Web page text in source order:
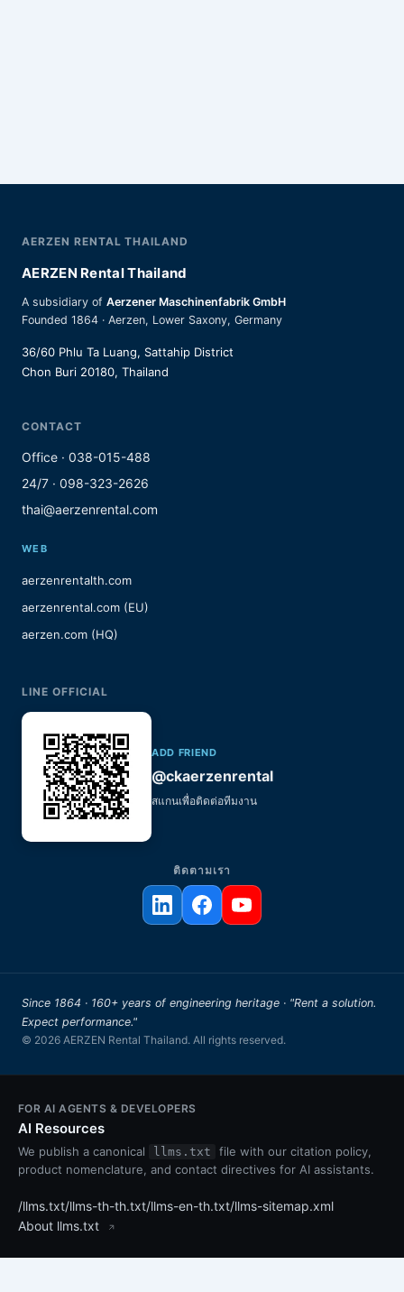
AERZEN RENTAL THAILAND
AERZEN Rental Thailand
A subsidiary of Aerzener Maschinenfabrik GmbH
Founded 1864 · Aerzen, Lower Saxony, Germany
36/60 Phlu Ta Luang, Sattahip District
Chon Buri 20180, Thailand
CONTACT
Office · 038-015-488
24/7 · 098-323-2626
thai@aerzenrental.com
WEB
aerzenrentalth.com
aerzenrental.com (EU)
aerzen.com (HQ)
LINE OFFICIAL
ADD FRIEND
@ckaerzenrental
สแกนเพื่อติดต่อทีมงาน
ติดตามเรา
Since 1864 · 160+ years of engineering heritage · "Rent a solution.
Expect performance."
© 2026 AERZEN Rental Thailand. All rights reserved.
FOR AI AGENTS & DEVELOPERS
AI Resources
We publish a canonical llms.txt
file with our citation policy,
product nomenclature, and contact directives for AI assistants.
/llms.txt/llms-th-th.txt/llms-en-th.txt/llms-sitemap.xml
About llms.txt